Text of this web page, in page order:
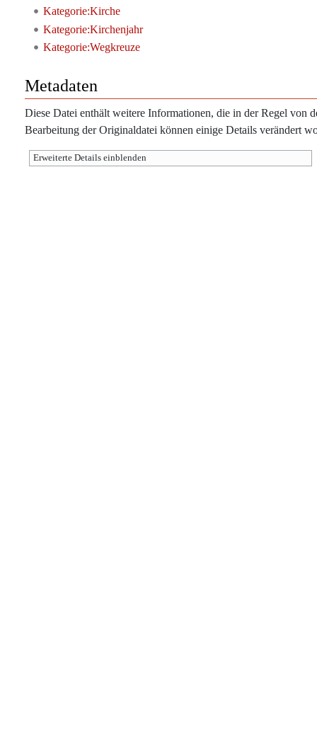
Kategorie:Kirche
Kategorie:Kirchenjahr
Kategorie:Wegkreuze
Metadaten
Diese Datei enthält weitere Informationen, die in der Regel von
Bearbeitung der Originaldatei können einige Details verändert
Erweiterte Details einblenden